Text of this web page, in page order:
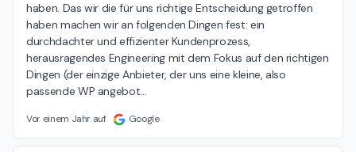
haben. Das wir die für uns richtige Entscheidung getroffen
haben machen wir an folgenden Dingen fest: ein
durchdachter und effizienter Kundenprozess,
herausragendes Engineering mit dem Fokus auf den richtigen
Dingen (der einzige Anbieter, der uns eine kleine, also
passende WP angebot…
Vor einem Jahr auf Google